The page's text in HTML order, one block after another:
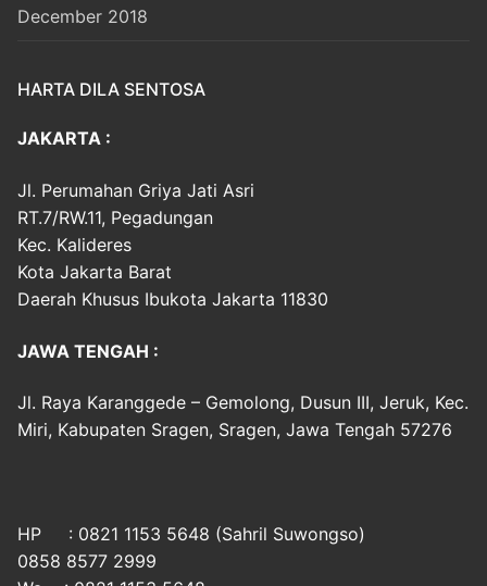
December 2018
HARTA DILA SENTOSA
JAKARTA :
Jl. Perumahan Griya Jati Asri
RT.7/RW.11, Pegadungan
Kec. Kalideres
Kota Jakarta Barat
Daerah Khusus Ibukota Jakarta 11830
JAWA TENGAH :
Jl. Raya Karanggede – Gemolong, Dusun III, Jeruk, Kec.
Miri, Kabupaten Sragen, Sragen, Jawa Tengah 57276
HP : 0821 1153 5648 (Sahril Suwongso)
0858 8577 2999